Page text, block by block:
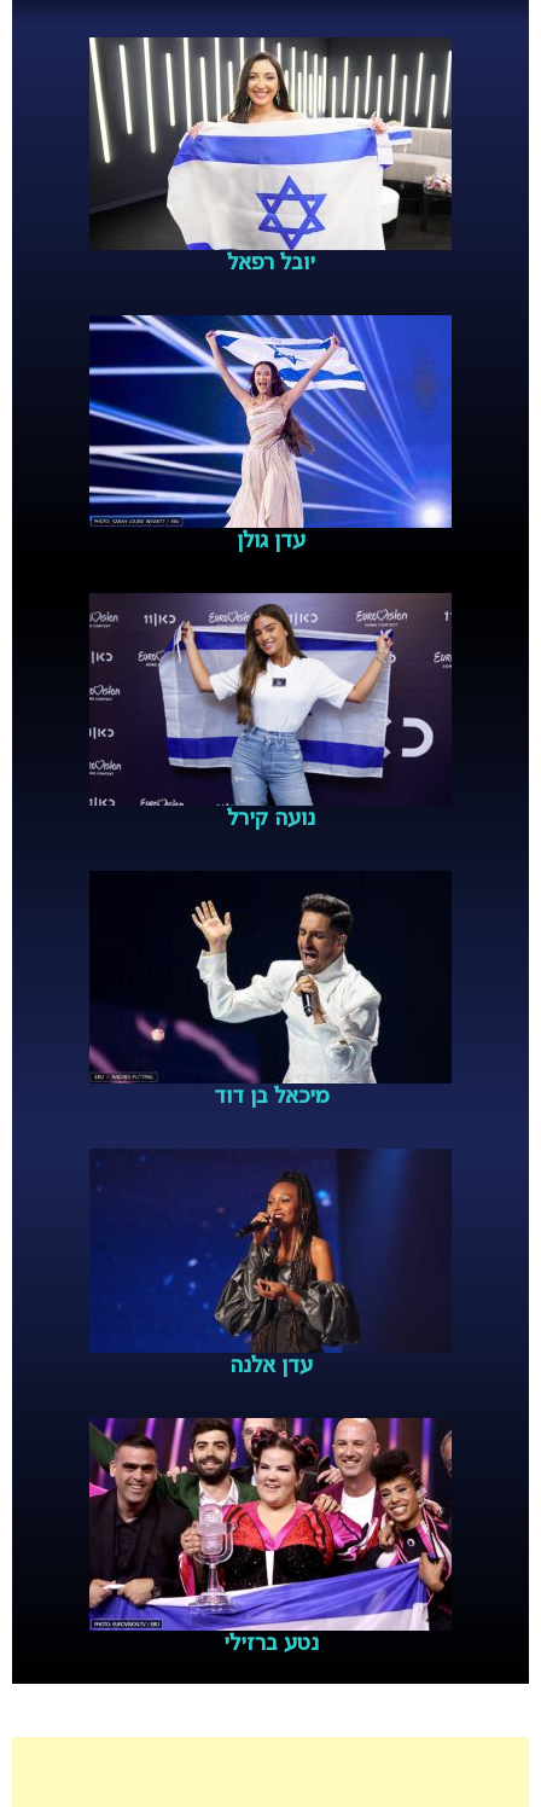
יובל רפאל
עדן גולן
נועה קירל
מיכאל בן דוד
עדן אלנה
נטע ברזילי